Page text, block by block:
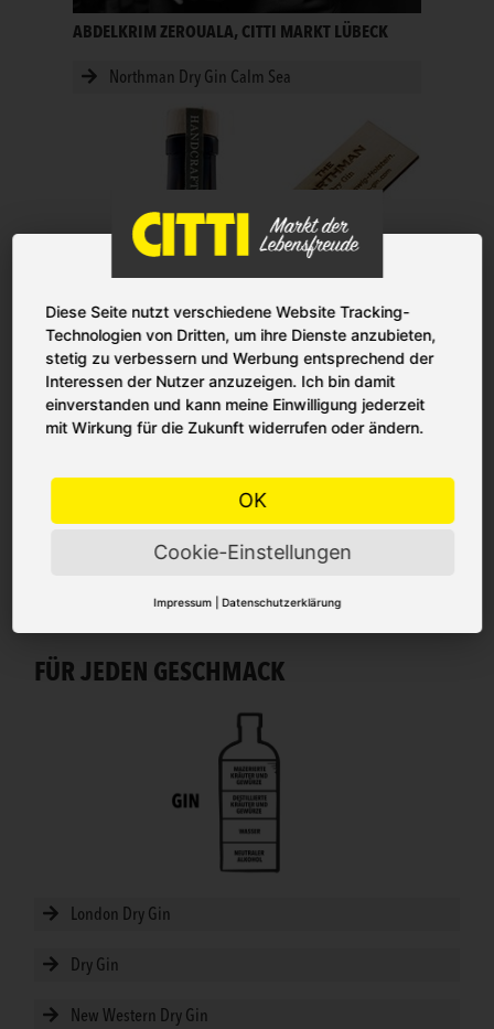
ABDELKRIM ZEROUALA, CITTI MARKT LÜBECK
Northman Dry Gin Calm Sea
GIN STILE
FÜR JEDEN GESCHMACK
London Dry Gin
Dry Gin
New Western Dry Gin
Diese Seite nutzt verschiedene Website Tracking-
Technologien von Dritten, um ihre Dienste anzubieten,
stetig zu verbessern und Werbung entsprechend der
Interessen der Nutzer anzuzeigen. Ich bin damit
einverstanden und kann meine Einwilligung jederzeit
mit Wirkung für die Zukunft widerrufen oder ändern.
OK
Cookie-Einstellungen
Impressum Datenschutzerklärung